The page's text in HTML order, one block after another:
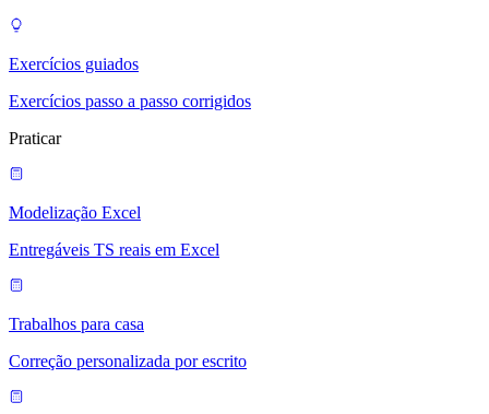
Exercícios guiados
Exercícios passo a passo corrigidos
Praticar
Modelização Excel
Entregáveis TS reais em Excel
Trabalhos para casa
Correção personalizada por escrito